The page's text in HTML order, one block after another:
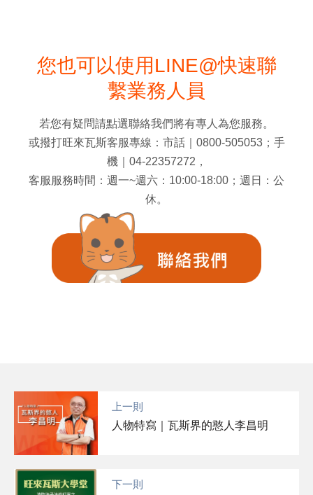
您也可以使用LINE@快速聯
繫業務人員
若您有疑問請點選聯絡我們將有專人為您服務。
或撥打旺來瓦斯客服專線：市話｜0800-505053；手
機｜04-22357272，
客服服務時間：週一~週六：10:00-18:00；週日：公
休。
上一則
人物特寫｜瓦斯界的憨人李昌明
下一則